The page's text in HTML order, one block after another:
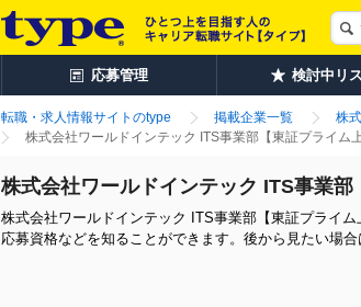
応募管理 検討中リ
転職・求人情報サイトのtype 掲載企業一覧
株
株式会社ワールドインテック ITS事業部【東証プライム
株式会社ワールドインテック ITS事業部
株式会社ワールドインテック ITS事業部【東証プライ
応募資格などを知ることができます。後から見たい場